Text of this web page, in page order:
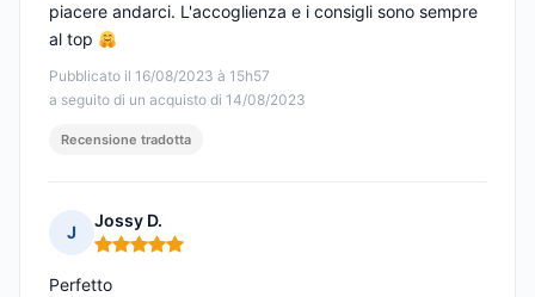
Pubblicato il 16/08/2023 à 15h57
a seguito di un acquisto di 14/08/2023
piacere andarci. L'accoglienza e i consigli sono sempre
al top
Recensione tradotta
J
Jossy D.
Nota: 5 su 5
Perfetto